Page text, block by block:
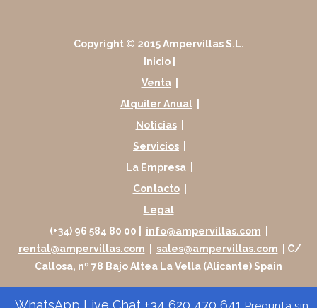
Copyright © 2015 Ampervillas S.L.
Inicio
Venta
Alquiler Anual
Noticias
Servicios
La Empresa
Contacto
Legal
(+34) 96 584 80 00 |
info@ampervillas.com
rental@ampervillas.com
sales@ampervillas.com
| C/
Callosa, nº 78 Bajo Altea La Vella (Alicante) Spain
WhatsApp Live Chat +34 620 470 641